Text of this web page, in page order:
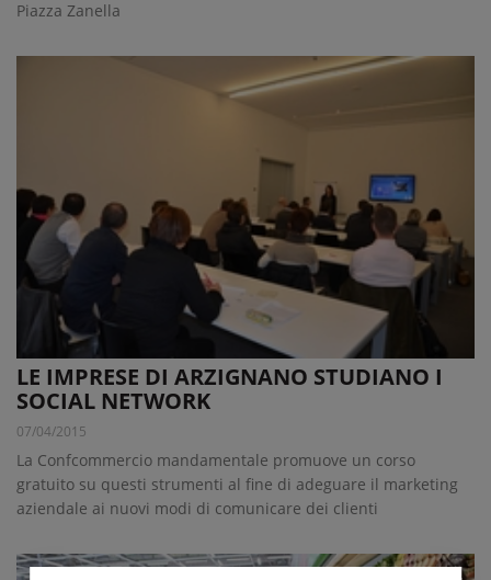
Piazza Zanella
LE IMPRESE DI ARZIGNANO STUDIANO I
SOCIAL NETWORK
07/04/2015
La Confcommercio mandamentale promuove un corso
gratuito su questi strumenti al fine di adeguare il marketing
aziendale ai nuovi modi di comunicare dei clienti